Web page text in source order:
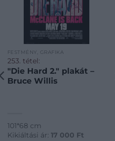
FESTMÉNY, GRAFIKA
253. tétel:
"Die Hard 2." plakát –
Bruce Willis
101*68 cm
Kikiáltási ár: 17 000 Ft